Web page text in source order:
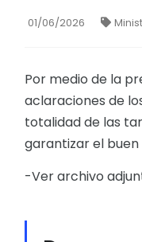
01/06/2026
Por medio de la
aclaraciones de
totalidad de las
garantizar el
-Ver archivo